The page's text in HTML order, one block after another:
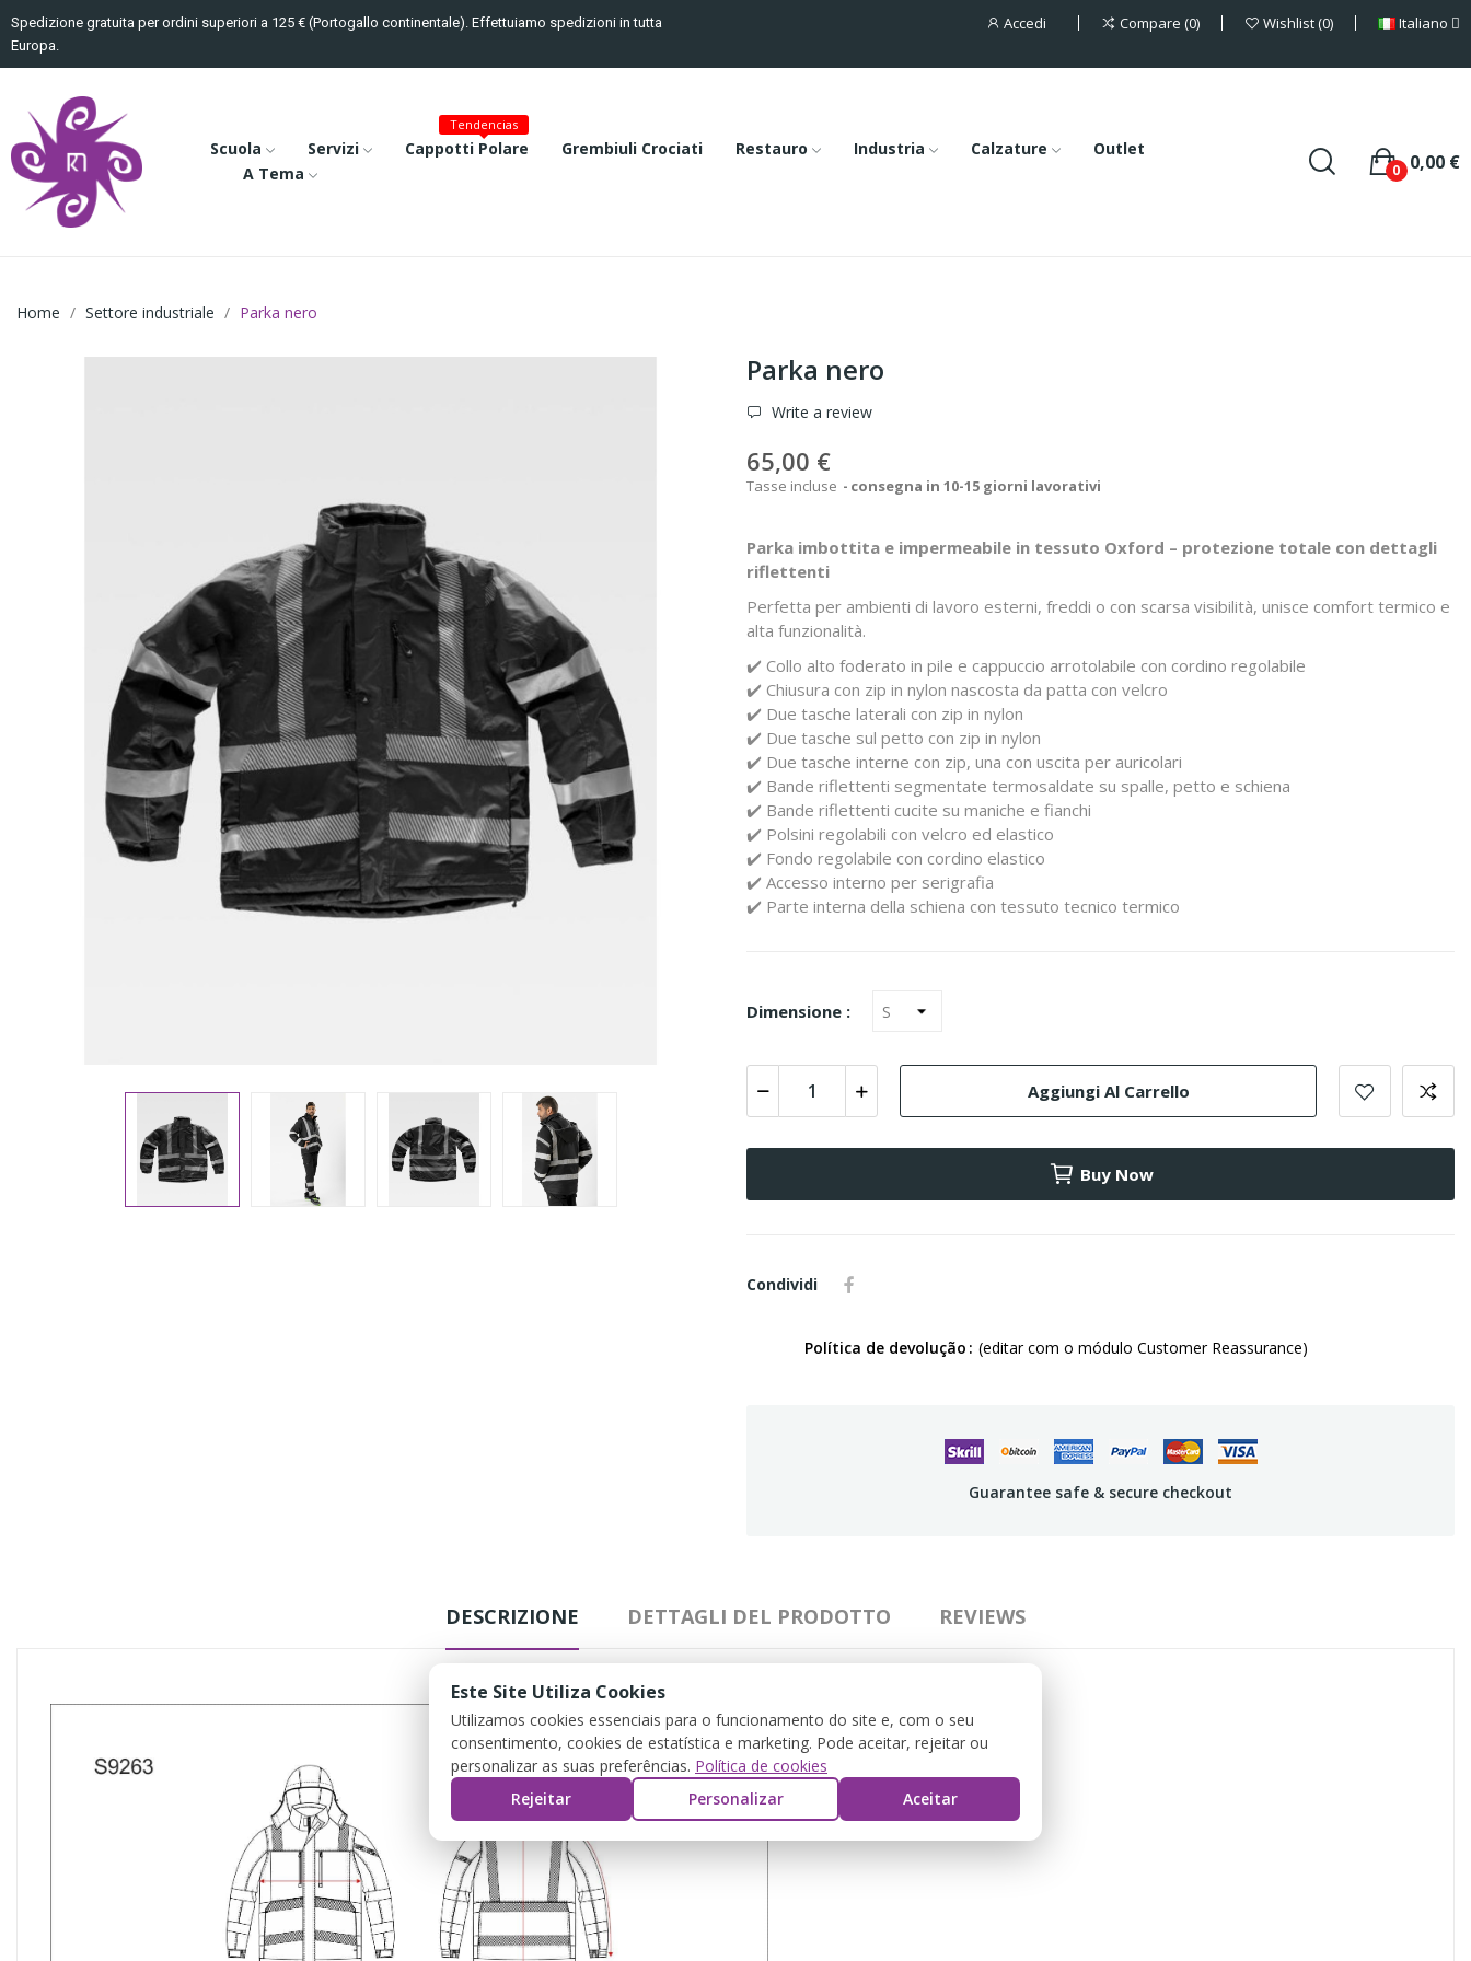
Spedizione gratuita per ordini superiori a 125 € (Portogallo continentale). Effettuiamo spedizioni in tutta
Europa.
Accedi Compare 0 Wishlist 0 Italiano
Scuola Servizi Cappotti Polare
Tendencias
Grembiuli Crociati Restauro Industria Calzature
Outlet
A Tema
0,00 €
0
Home Settore industriale Parka nero
Parka nero
Write a review
65,00 €
Tasse incluse consegna in 10-15 giorni lavorativi
Parka imbottita e impermeabile in tessuto Oxford – protezione totale con dettagli
riflettenti
Perfetta per ambienti di lavoro esterni, freddi o con scarsa visibilità, unisce comfort termico e
alta funzionalità.
✔️ Collo alto foderato in pile e cappuccio arrotolabile con cordino regolabile
✔️ Chiusura con zip in nylon nascosta da patta con velcro
✔️ Due tasche laterali con zip in nylon
✔️ Due tasche sul petto con zip in nylon
✔️ Due tasche interne con zip, una con uscita per auricolari
✔️ Bande riflettenti segmentate termosaldate su spalle, petto e schiena
✔️ Bande riflettenti cucite su maniche e fianchi
✔️ Polsini regolabili con velcro ed elastico
✔️ Fondo regolabile con cordino elastico
✔️ Accesso interno per serigrafia
✔️ Parte interna della schiena con tessuto tecnico termico
Dimensione :
Aggiungi Al Carrello
Buy Now
Condividi
Política de devolução (editar com o módulo Customer Reassurance)
Guarantee safe & secure checkout
DESCRIZIONE DETTAGLI DEL PRODOTTO REVIEWS
Este Site Utiliza Cookies
Utilizamos cookies essenciais para o funcionamento do site e, com o seu
consentimento, cookies de estatística e marketing. Pode aceitar, rejeitar ou
personalizar as suas preferências. Política de cookies
Rejeitar
Personalizar Aceitar